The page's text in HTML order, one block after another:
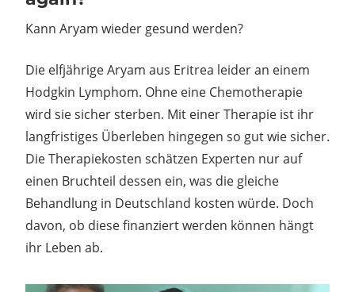
Kann Aryam wieder gesund werden?
Die elfjährige Aryam aus Eritrea leider an einem
Hodgkin Lymphom. Ohne eine Chemotherapie
wird sie sicher sterben. Mit einer Therapie ist ihr
langfristiges Überleben hingegen so gut wie sicher.
Die Therapiekosten schätzen Experten nur auf
einen Bruchteil dessen ein, was die gleiche
Behandlung in Deutschland kosten würde. Doch
davon, ob diese finanziert werden können hängt
ihr Leben ab.